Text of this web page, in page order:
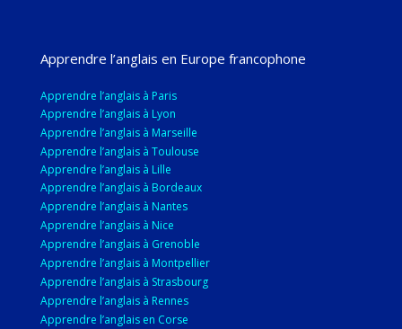
Apprendre l’anglais en Europe francophone
Apprendre l’anglais à Paris
Apprendre l’anglais à Lyon
Apprendre l’anglais à Marseille
Apprendre l’anglais à Toulouse
Apprendre l’anglais à Lille
Apprendre l’anglais à Bordeaux
Apprendre l’anglais à Nantes
Apprendre l’anglais à Nice
Apprendre l’anglais à Grenoble
Apprendre l’anglais à Montpellier
Apprendre l’anglais à Strasbourg
Apprendre l’anglais à Rennes
Apprendre l’anglais en Corse